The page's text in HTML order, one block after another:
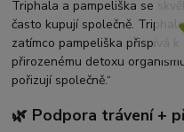
Triphala a pampeliška se
často kupují společně.
zatímco pampeliška přispívá
přirozenému detoxu
pořizují společně.“
🌿 Podpora trávení +